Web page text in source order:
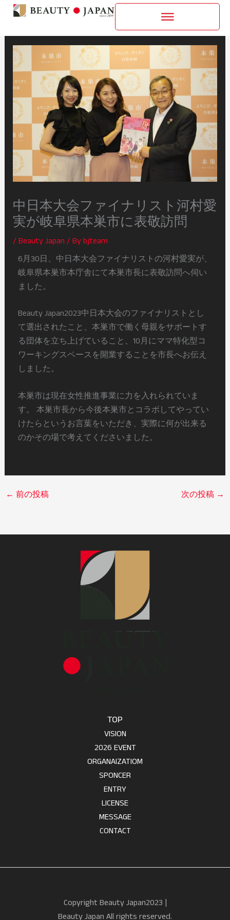
を
中日本大会ファイナリスト河村愛
実が岐阜県本巣市に表敬訪問
/Beauty Japan / Bybjteam
6月30日、中日本大会ファイナリストの河村愛実が、
岐阜県本巣市本庁舎にて本巣市長に表敬訪問へ伺い
ました。
Beauty Japan2023中日本大会のファイナリストとし
て選出されたこと、本巣市で働く母親をサポートす
る団体を立ち上げていること、10月にママ特化型コ
ワーキングスペースを開業することを市長へお伝え
しました。
本巣市は現在女性推進事業に力を入れられていま
す。 本巣市長から今後本巣市とコラボしてやってい
けたらというお言葉をいただき、実際に何が出来る
のかその場で考えてくださいました。
← 前の投稿 次の投稿 →
TOP
VISION
2026 EVENT
ORGANAIZATIOM
SPONCER
ENTRY
LICENSE
MESSAGE
CONTACT
Copyright Beauty Japan2023 |
Beauty Japan All rights reserved.